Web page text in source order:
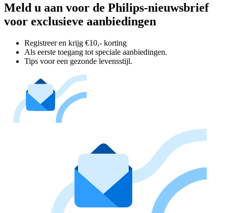
Meld u aan voor de Philips-nieuwsbrief
voor exclusieve aanbiedingen
Registreer en krijg €10,- korting
Als eerste toegang tot speciale aanbiedingen.
Tips voor een gezonde levensstijl.